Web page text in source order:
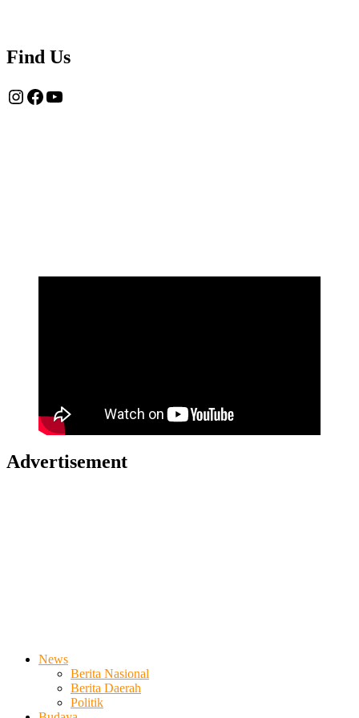
Find Us
Instagram
Facebook
YouTube
Advertisement
News
Berita Nasional
Berita Daerah
Politik